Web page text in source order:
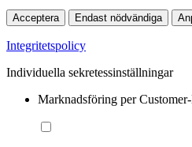
Acceptera Endast nödvändiga
Integritetspolicy
Individuella sekretessinställningar
Marknadsföring per